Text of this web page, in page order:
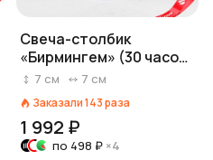
Свеча-столбик
«Бирмингем» (30 часов,
пальмовый воск),
7 см 7 см
Заказали143раза
1 992 ₽
по 498 ₽ ×4